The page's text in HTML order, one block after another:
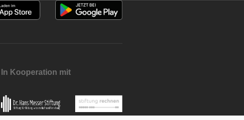
In Kooperation mit